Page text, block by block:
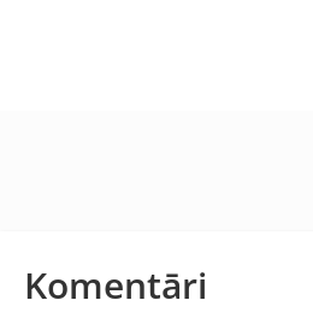
Komentāri